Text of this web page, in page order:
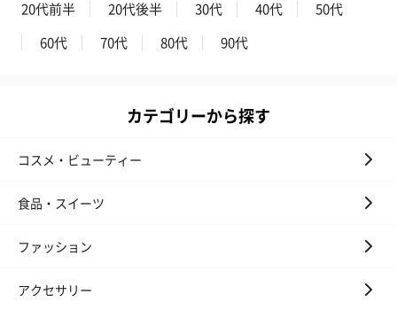
ぬいぐるみ
愛らしいぬいぐるみを同梱してお届けします。
誕生日・記念日・出産祝いなどのシーンにおすすめです。
（2,390円）
ル）（1,760
20代前半 20代後半 30代 40代
50代
60代
70代 80代 90代
カテゴリーから探す
コスメ・ビューティー
食品・スイーツ
ファッション
アクセサリー